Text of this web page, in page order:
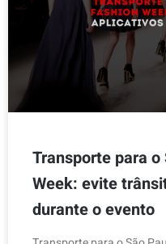
Transporte para o
Week: evite
durante o evento